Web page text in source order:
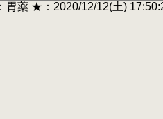
胃薬 ★：2020/12/12(土)
夫はダンジョン